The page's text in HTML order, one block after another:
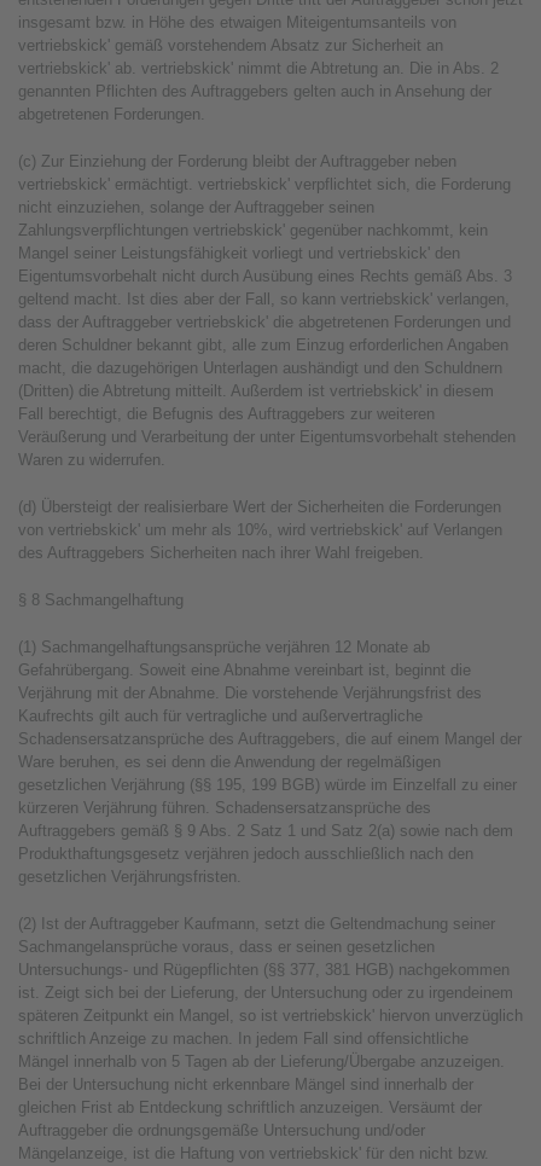
insgesamt bzw. in Höhe des etwaigen Miteigentumsanteils von
vertriebskick' gemäß vorstehendem Absatz zur Sicherheit an
vertriebskick' ab. vertriebskick' nimmt die Abtretung an. Die in Abs. 2
genannten Pflichten des Auftraggebers gelten auch in Ansehung der
abgetretenen Forderungen.
(c) Zur Einziehung der Forderung bleibt der Auftraggeber neben
vertriebskick' ermächtigt. vertriebskick' verpflichtet sich, die Forderung
nicht einzuziehen, solange der Auftraggeber seinen
Zahlungsverpflichtungen vertriebskick' gegenüber nachkommt, kein
Mangel seiner Leistungsfähigkeit vorliegt und vertriebskick' den
Eigentumsvorbehalt nicht durch Ausübung eines Rechts gemäß Abs. 3
geltend macht. Ist dies aber der Fall, so kann vertriebskick' verlangen,
dass der Auftraggeber vertriebskick' die abgetretenen Forderungen und
deren Schuldner bekannt gibt, alle zum Einzug erforderlichen Angaben
macht, die dazugehörigen Unterlagen aushändigt und den Schuldnern
(Dritten) die Abtretung mitteilt. Außerdem ist vertriebskick' in diesem
Fall berechtigt, die Befugnis des Auftraggebers zur weiteren
Veräußerung und Verarbeitung der unter Eigentumsvorbehalt stehenden
Waren zu widerrufen.
(d) Übersteigt der realisierbare Wert der Sicherheiten die Forderungen
von vertriebskick' um mehr als 10%, wird vertriebskick' auf Verlangen
des Auftraggebers Sicherheiten nach ihrer Wahl freigeben.
§ 8 Sachmangelhaftung
(1) Sachmangelhaftungsansprüche verjähren 12 Monate ab
Gefahrübergang. Soweit eine Abnahme vereinbart ist, beginnt die
Verjährung mit der Abnahme. Die vorstehende Verjährungsfrist des
Kaufrechts gilt auch für vertragliche und außervertragliche
Schadensersatzansprüche des Auftraggebers, die auf einem Mangel der
Ware beruhen, es sei denn die Anwendung der regelmäßigen
gesetzlichen Verjährung (§§ 195, 199 BGB) würde im Einzelfall zu einer
kürzeren Verjährung führen. Schadensersatzansprüche des
Auftraggebers gemäß § 9 Abs. 2 Satz 1 und Satz 2(a) sowie nach dem
Produkthaftungsgesetz verjähren jedoch ausschließlich nach den
gesetzlichen Verjährungsfristen.
(2) Ist der Auftraggeber Kaufmann, setzt die Geltendmachung seiner
Sachmangelansprüche voraus, dass er seinen gesetzlichen
Untersuchungs- und Rügepflichten (§§ 377, 381 HGB) nachgekommen
ist. Zeigt sich bei der Lieferung, der Untersuchung oder zu irgendeinem
späteren Zeitpunkt ein Mangel, so ist vertriebskick' hiervon unverzüglich
schriftlich Anzeige zu machen. In jedem Fall sind offensichtliche
Mängel innerhalb von 5 Tagen ab der Lieferung/Übergabe anzuzeigen.
Bei der Untersuchung nicht erkennbare Mängel sind innerhalb der
gleichen Frist ab Entdeckung schriftlich anzuzeigen. Versäumt der
Auftraggeber die ordnungsgemäße Untersuchung und/oder
Mängelanzeige, ist die Haftung von vertriebskick' für den nicht bzw.